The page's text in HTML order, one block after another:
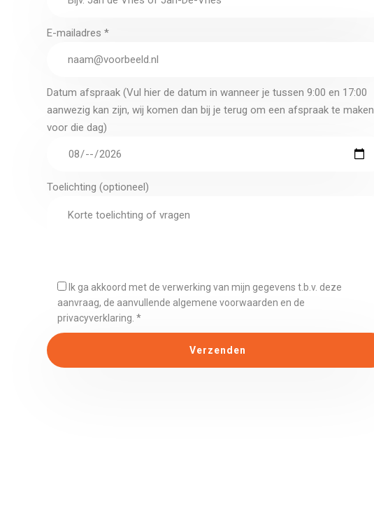
E-mailadres *
Datum afspraak (Vul hier de datum in wanneer je tussen 9:00 en 17:00
aanwezig kan zijn, wij komen dan bij je terug om een afspraak te maken
voor die dag)
Toelichting (optioneel)
Ik ga akkoord met de verwerking van mijn gegevens t.b.v. deze
aanvraag, de aanvullende algemene voorwaarden en de
privacyverklaring. *